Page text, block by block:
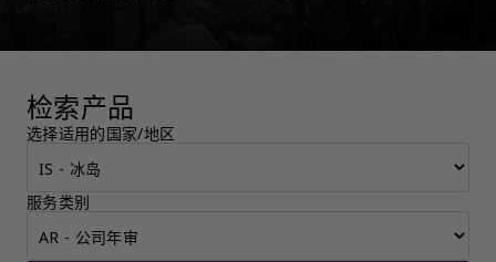
检索产品
选择适用的国家/地区
服务类别